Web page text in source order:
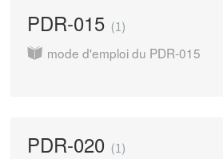
PDR-015 1
mode d'emploi du PDR-015
PDR-020 1